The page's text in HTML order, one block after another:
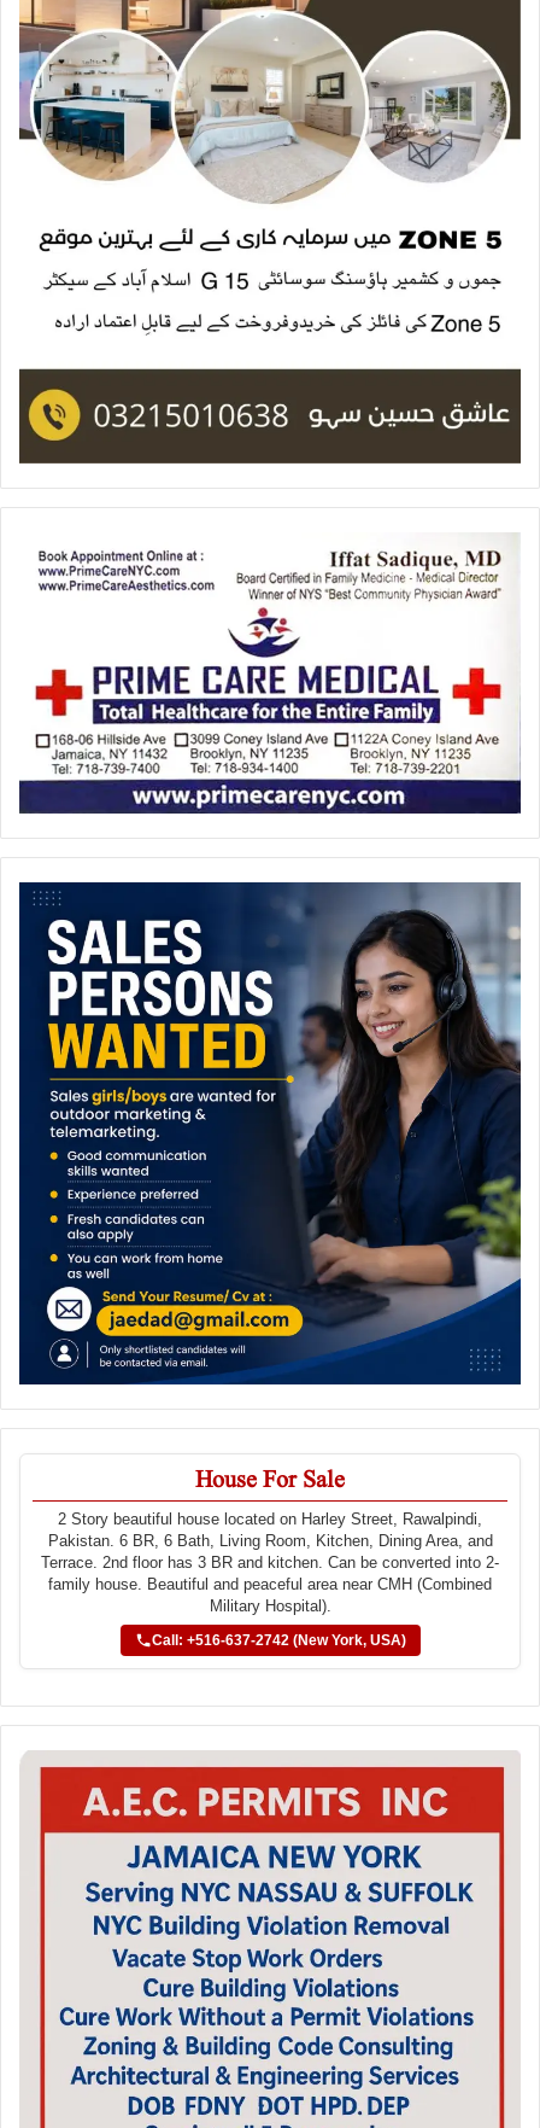
House For Sale
2 Story beautiful house located on Harley Street, Rawalpindi,
Pakistan. 6 BR, 6 Bath, Living Room, Kitchen, Dining Area, and
Terrace. 2nd floor has 3 BR and kitchen. Can be converted into 2-
family house. Beautiful and peaceful area near CMH (Combined
Military Hospital).
Call: +516-637-2742 (New York, USA)